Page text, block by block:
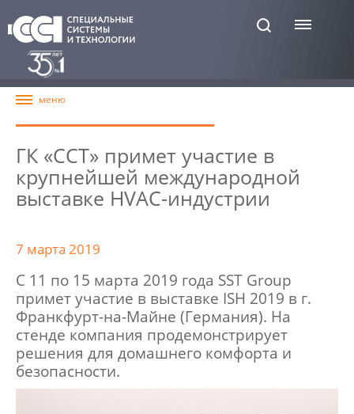
ГК «ССТ» примет участие в
крупнейшей международной
выставке HVAC-индустрии
7 марта 2019
С 11 по 15 марта 2019 года SST Group
примет участие в выставке ISH 2019 в г.
Франкфурт-на-Майне (Германия). На
стенде компания продемонстрирует
решения для домашнего комфорта и
безопасности.